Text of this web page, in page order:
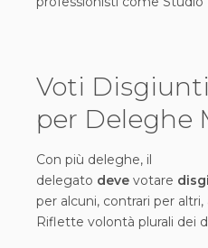
Voti
per Deleghe
Con più deleghe, il
delegato deve votare
per alcuni, contrari per
Riflette volontà plurali dei